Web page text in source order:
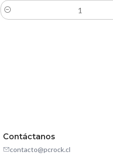
Cantidad
Contáctanos
contacto@pcrock.cl